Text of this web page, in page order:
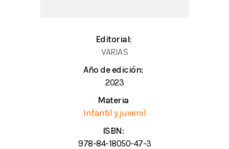
Editorial:
VARIAS
Año de edición:
2023
Materia
Infantil y juvenil
ISBN:
978-84-18050-47-3